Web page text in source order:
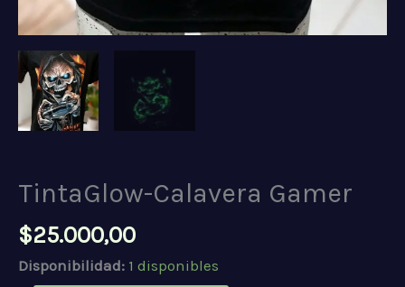
TintaGlow-Calavera Gamer
$25.000,00
Disponibilidad: 1 disponibles